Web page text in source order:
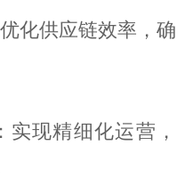
化供应链效率，确
现精细化运营，